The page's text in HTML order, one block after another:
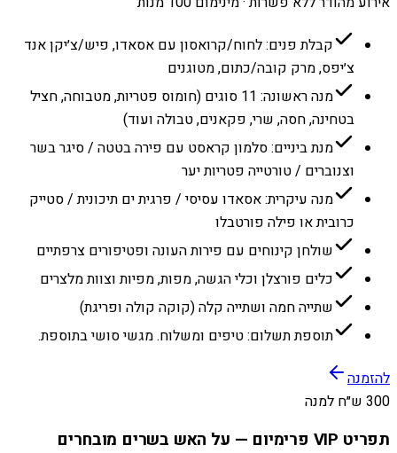
קבלת פנים: לחוח/קרואסון עם אסאדו, פיש/צ׳יקן אנד
צ׳יפס, מרק קובה/כתום, מטוגנים
מנה ראשונה: 11 סוגים (חומוס פטריות, מטבוחה, חציל
בטחינה, חסה, שרי, פקאנים, טבולה ועוד)
מנת ביניים: סלמון קראסט עם פירה בטטה / סיגר בשר
וצנוברים / טורטייה פטריות יער
מנה עיקרית: אסאדו עסיסי / פרגית ים תיכונית / סטייק
כרובית או פילה פורטבלו
שולחן קינוחים עם פירות העונה ופטיפורים צרפתיים
כלים פורצלן וכלי הגשה, מפות, מפיות וצוות מלצרים
שתייה חמה ושתייה קלה (קוקה קולה ופריגת)
תוספת תשלום: טיפים ומשלוח. מגשי סושי בתוספת.
להזמנה
300 ש״ח למנה
תפריט VIP פרימיום — על האש בשרים מובחרים